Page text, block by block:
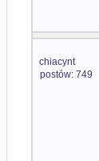
chiacynt
postów: 749